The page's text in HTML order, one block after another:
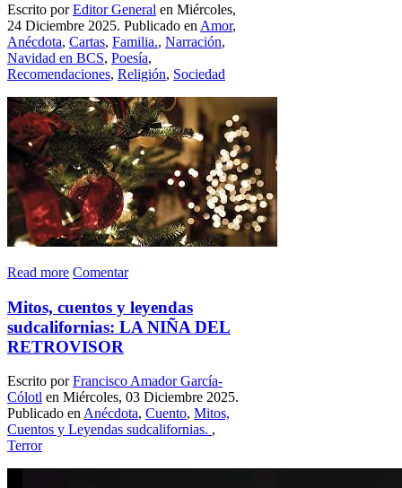
Escrito porEditor General en Miércoles,
24 Diciembre 2025. Publicado en Amor,
Anécdota, Cartas, Familia., Narración,
Navidad en BCS, Poesía,
Recomendaciones, Religión, Sociedad
Read more Comentar
Mitos, cuentos y leyendas
sudcalifornias: LA NIÑA DEL
RETROVISOR
Escrito porFrancisco Amador García-
Cólotl en Miércoles, 03 Diciembre 2025.
Publicado en Anécdota, Cuento, Mitos,
Cuentos y Leyendas sudcalifornias. ,
Terror